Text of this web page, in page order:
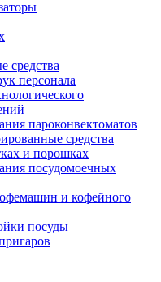
средства
персонала
пароконвектоматов
средства
и порошках
посудомоечных
и кофейного
посуды